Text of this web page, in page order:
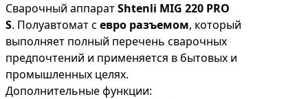
Сварочный аппаратShtenli МIG 220 PRO
S. Полуавтомат с евро разъемом, который
выполняет полный перечень сварочных
предпочтений и применяется в бытовых и
промышленных целях.
Дополнительные функции: